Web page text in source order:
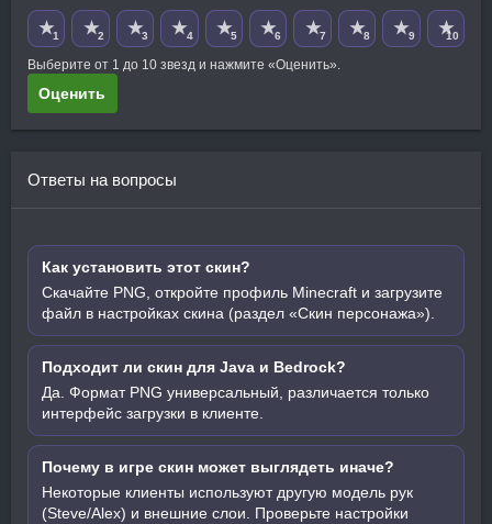
★1 ★2 ★3 ★4 ★5 ★6 ★7 ★8 ★9 ★10
Выберите от 1 до 10 звезд и нажмите «Оценить».
Оценить
Ответы на вопросы
Как установить этот скин?
Скачайте PNG, откройте профиль Minecraft и загрузите
файл в настройках скина (раздел «Скин персонажа»).
Подходит ли скин для Java и Bedrock?
Да. Формат PNG универсальный, различается только
интерфейс загрузки в клиенте.
Почему в игре скин может выглядеть иначе?
Некоторые клиенты используют другую модель рук
(Steve/Alex) и внешние слои. Проверьте настройки